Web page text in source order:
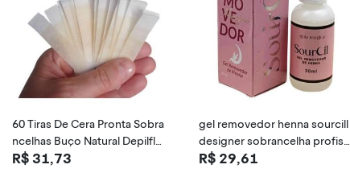
60 Tiras De Cera Pronta Sobra
ncelhas Buço Natural Depilfla
x
R$ 31,73
gel removedor henna sourcill
designer sobrancelha profissi
onal para cl
R$ 29,61